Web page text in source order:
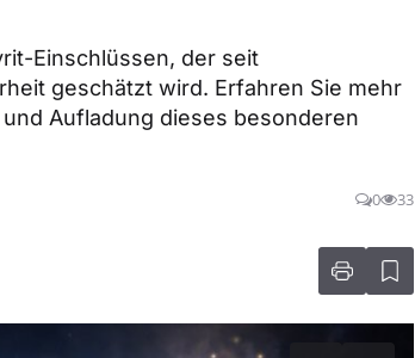
Einschlüssen, der seit
geschätzt wird. Erfahren Sie mehr
Aufladung dieses besonderen
0 33